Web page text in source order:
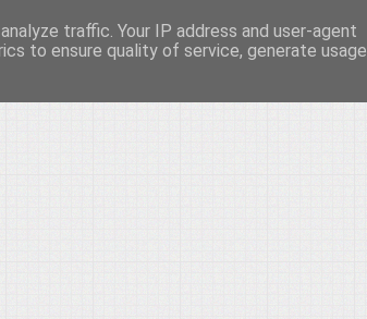
μορφή και έκταση...
traffic. Your IP address and user-agent
to ensure quality of service, generate usage